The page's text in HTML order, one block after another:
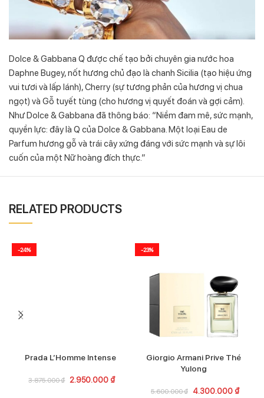
Dolce & Gabbana Q được chế tạo bởi chuyên gia nước hoa
Daphne Bugey, nốt hương chủ đạo là chanh Sicilia (tạo hiệu ứng
vui tươi và lấp lánh), Cherry (sự tương phản của hương vị chua
ngọt) và Gỗ tuyết tùng (cho hương vị quyết đoán và gợi cảm).
Như Dolce & Gabbana đã thông báo: “Niềm đam mê, sức mạnh,
quyền lực: đây là Q của Dolce & Gabbana. Một loại Eau de
Parfum hương gỗ và trái cây xứng đáng với sức mạnh và sự lôi
cuốn của một Nữ hoàng đích thực.”
RELATED PRODUCTS
-24%
Prada L’Homme Intense
3.875.000₫ 2.950.000 ₫
-23%
Giorgio Armani Prive Thé
Yulong
5.600.000₫ 4.300.000 ₫